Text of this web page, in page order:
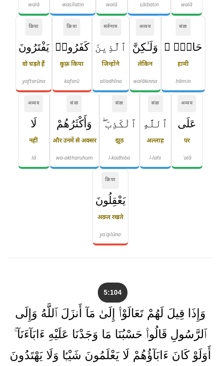
walā
sāibatin
walā
waṣīlatin
walā
संज्ञा
حَامٍۢ ۙ
हामी
ḥāmin
अव्यय
وَلَـٰكِنَّ
लेकिन
walākinna
सर्वनाम
ٱلَّذِينَ
जिन्होंने
alladhīna
क्रिया
كَفَرُوا۟
कुफ़्र किया
kafarū
क्रिया
يَفْتَرُونَ
वो घड़ते हैं
yaftarūna
अव्यय
عَلَى
पर
ʿalā
संज्ञा
ٱللَّهِ
अल्लाह
l-lahi
संज्ञा
ٱلْكَذِبَ ۖ
झूठ
l-kadhiba
संज्ञा
وَأَكْثَرُهُمْ
और उनमें से अक्सर
wa-aktharuhum
अव्यय
لَا
नहीं
lā
क्रिया
يَعْقِلُونَ
अक़्ल रखते
yaʿqilūna
5:104
وَإِذَا قِيلَ لَهُمْ تَعَالَوْا۟ إِلَىٰ مَآ أَنزَلَ ٱللَّهُ وَإِلَى
ٱلرَّسُولِ قَالُوا۟ حَسْبُنَا مَا وَجَدْنَا عَلَيْهِ ءَابَآءَنَآ ۚ
أَوَلَوْ كَانَ ءَابَآؤُهُمْ لَا يَعْلَمُونَ شَيْـًۭٔا وَلَا يَهْتَدُونَ